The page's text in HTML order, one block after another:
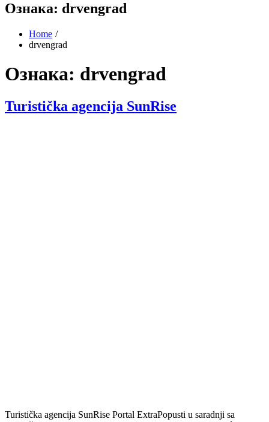
Ознака: drvengrad
Home
drvengrad
Ознака: drvengrad
Turistička agencija SunRise
Turistička agencija SunRise Portal ExtraPopusti u saradnji sa